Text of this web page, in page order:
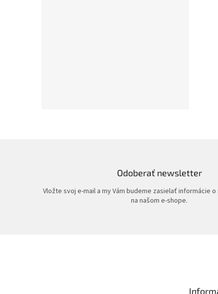
Odoberať newsletter
Vložte svoj e-mail a my Vám budeme zasielať informácie
na našom e-shope.